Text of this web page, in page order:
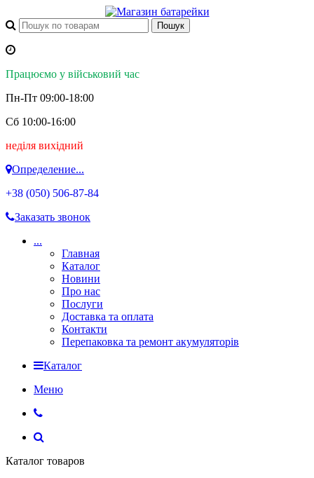
Працюємо у військовий час
Пн-Пт 09:00-18:00
Сб 10:00-16:00
неділя вихідний
Определение...
+38 (050) 506-87-84
Заказать звонок
...
Главная
Каталог
Новини
Про нас
Послуги
Доставка та оплата
Контакти
Перепаковка та ремонт акумуляторів
Каталог
Меню
Каталог товаров